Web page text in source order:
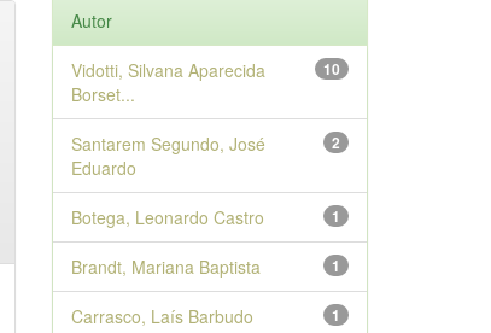
Autor
10
Vidotti, Silvana Aparecida
Borset...
2
Santarem Segundo, José
Eduardo
1
Botega, Leonardo Castro
1
Brandt, Mariana Baptista
1
Carrasco, Laís Barbudo